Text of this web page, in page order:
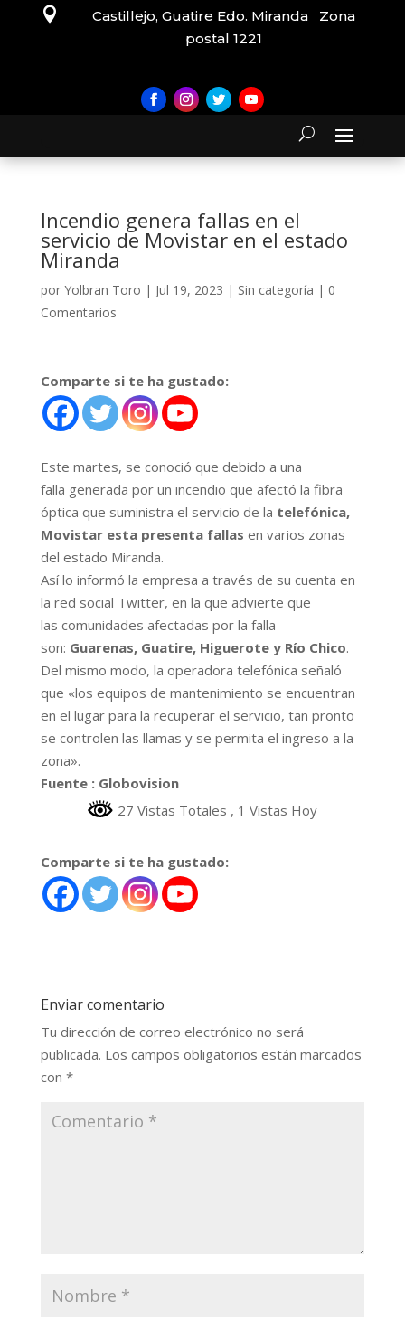

Castillejo, Guatire Edo. Miranda Zona
postal 1221
Incendio genera fallas en el
servicio de Movistar en el estado
Miranda
por Yolbran Toro | Jul 19, 2023 | Sin categoría | 0
Comentarios
Comparte si te ha gustado:
Este martes, se conoció que debido a una
falla generada por un incendio que afectó la fibra
óptica que suministra el servicio de la telefónica,
Movistar esta presenta fallas en varios zonas
del estado Miranda.
Así lo informó la empresa a través de su cuenta en
la red social Twitter, en la que advierte que
las comunidades afectadas por la falla
son: Guarenas, Guatire, Higuerote y Río Chico.
Del mismo modo, la operadora telefónica señaló
que «los equipos de mantenimiento se encuentran
en el lugar para la recuperar el servicio, tan pronto
se controlen las llamas y se permita el ingreso a la
zona».
Fuente : Globovision
27 Vistas Totales , 1 Vistas Hoy
Comparte si te ha gustado:
Enviar comentario
Tu dirección de correo electrónico no será
publicada. Los campos obligatorios están marcados
con *